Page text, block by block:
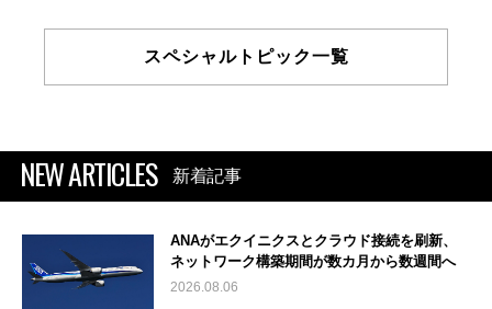
スペシャルトピック一覧
NEW ARTICLES 新着記事
ANAがエクイニクスとクラウド接続を刷新、
ネットワーク構築期間が数カ月から数週間へ
2026.08.06